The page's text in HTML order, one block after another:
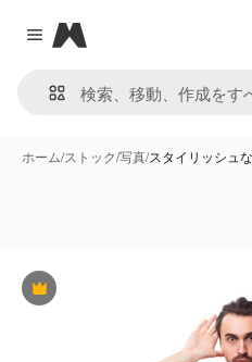
Close menu
Magnific
ホーム/ストック/写真/スタイリッシュ
Premium